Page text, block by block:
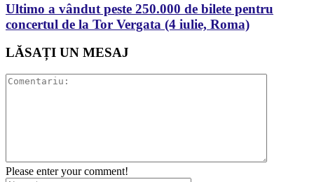
Ultimo a vândut peste 250.000 de bilete pentru
concertul de la Tor Vergata (4 iulie, Roma)
LĂSAȚI UN MESAJ
Please enter your comment!